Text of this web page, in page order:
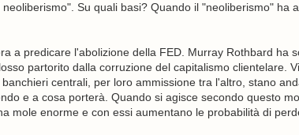
Su quali basi? Quando il "neoliberismo" ha
a predicare l'abolizione della FED. Murray Rothbard ha
partorito dalla corruzione del capitalismo clientelare.
centrali, per loro ammissione tra l'altro, stano
e a cosa porterà. Quando si agisce secondo questo
mole enorme e con essi aumentano le probabilità di